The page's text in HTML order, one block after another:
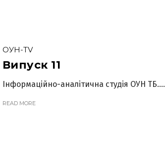
ОУН-TV
Випуск 11
Інформаційно-аналітична студія ОУН ТБ....
READ MORE